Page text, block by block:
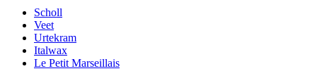
Scholl
Veet
Urtekram
Italwax
Le Petit Marseillais